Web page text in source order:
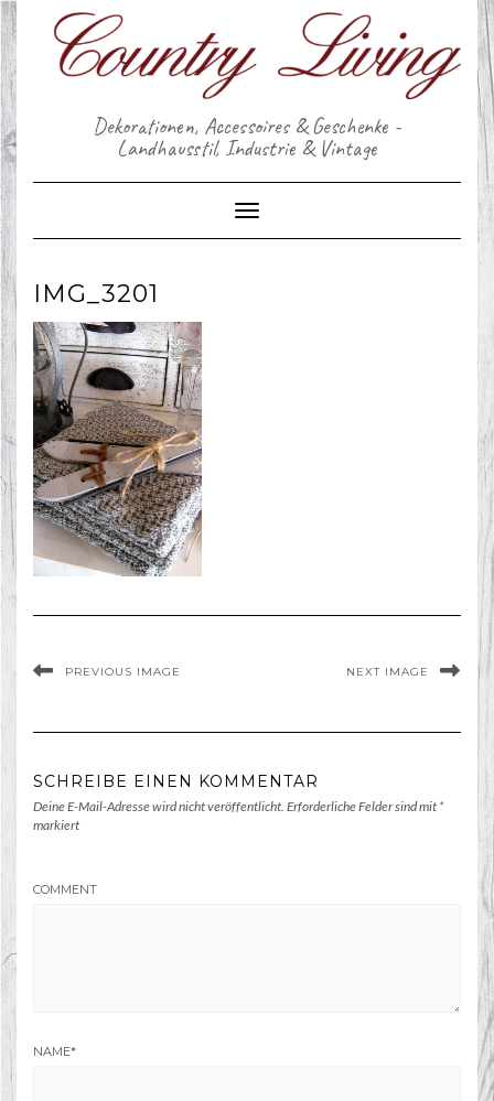
Skip
to
content
Dekorationen, Accessoires & Geschenke -
Landhausstil, Industrie & Vintage
Toggle Navigation
IMG_3201
PREVIOUS IMAGE NEXT IMAGE
SCHREIBE EINEN KOMMENTAR
Deine E-Mail-Adresse wird nicht veröffentlicht. Erforderliche Felder sind mit *
markiert
COMMENT
NAME*